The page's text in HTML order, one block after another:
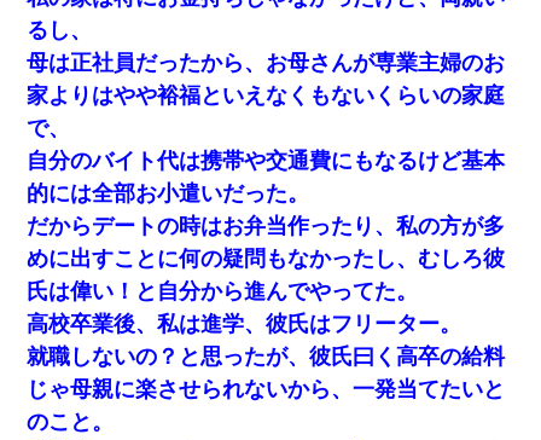
るし、
母は正社員だったから、お母さんが専業主婦のお
家よりはやや裕福といえなくもないくらいの家庭
で、
自分のバイト代は携帯や交通費にもなるけど基本
的には全部お小遣いだった。
だからデートの時はお弁当作ったり、私の方が多
めに出すことに何の疑問もなかったし、むしろ彼
氏は偉い！と自分から進んでやってた。
高校卒業後、私は進学、彼氏はフリーター。
就職しないの？と思ったが、彼氏曰く高卒の給料
じゃ母親に楽させられないから、一発当てたいと
のこと。